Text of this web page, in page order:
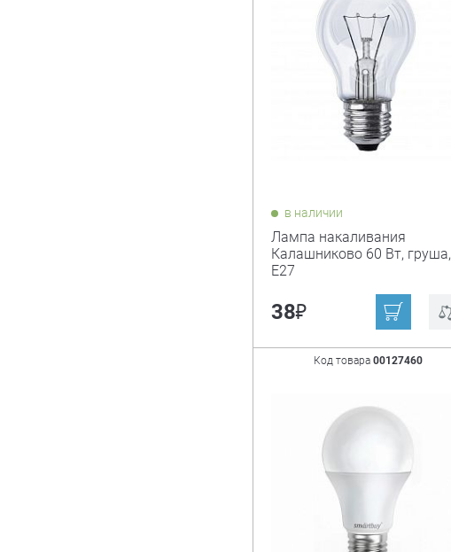
в наличии
Лампа накаливания
Калашниково 60 Вт, груша,
Е27
38₽
Код товара 00127460